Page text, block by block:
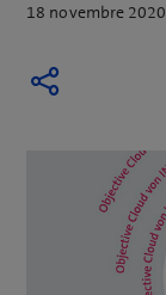
18 novembre 2020